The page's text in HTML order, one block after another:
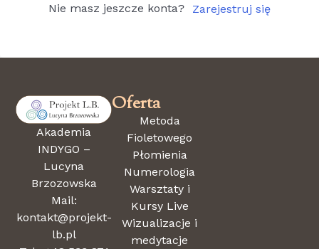
Nie masz jeszcze konta? Zarejestruj się
Akademia
INDYGO –
Lucyna
Brzozowska
Mail:
kontakt@projekt-
lb.pl
Oferta
Metoda
Fioletowego
Płomienia
Numerologia
Warsztaty i
Kursy Live
Wizualizacje i
medytacje